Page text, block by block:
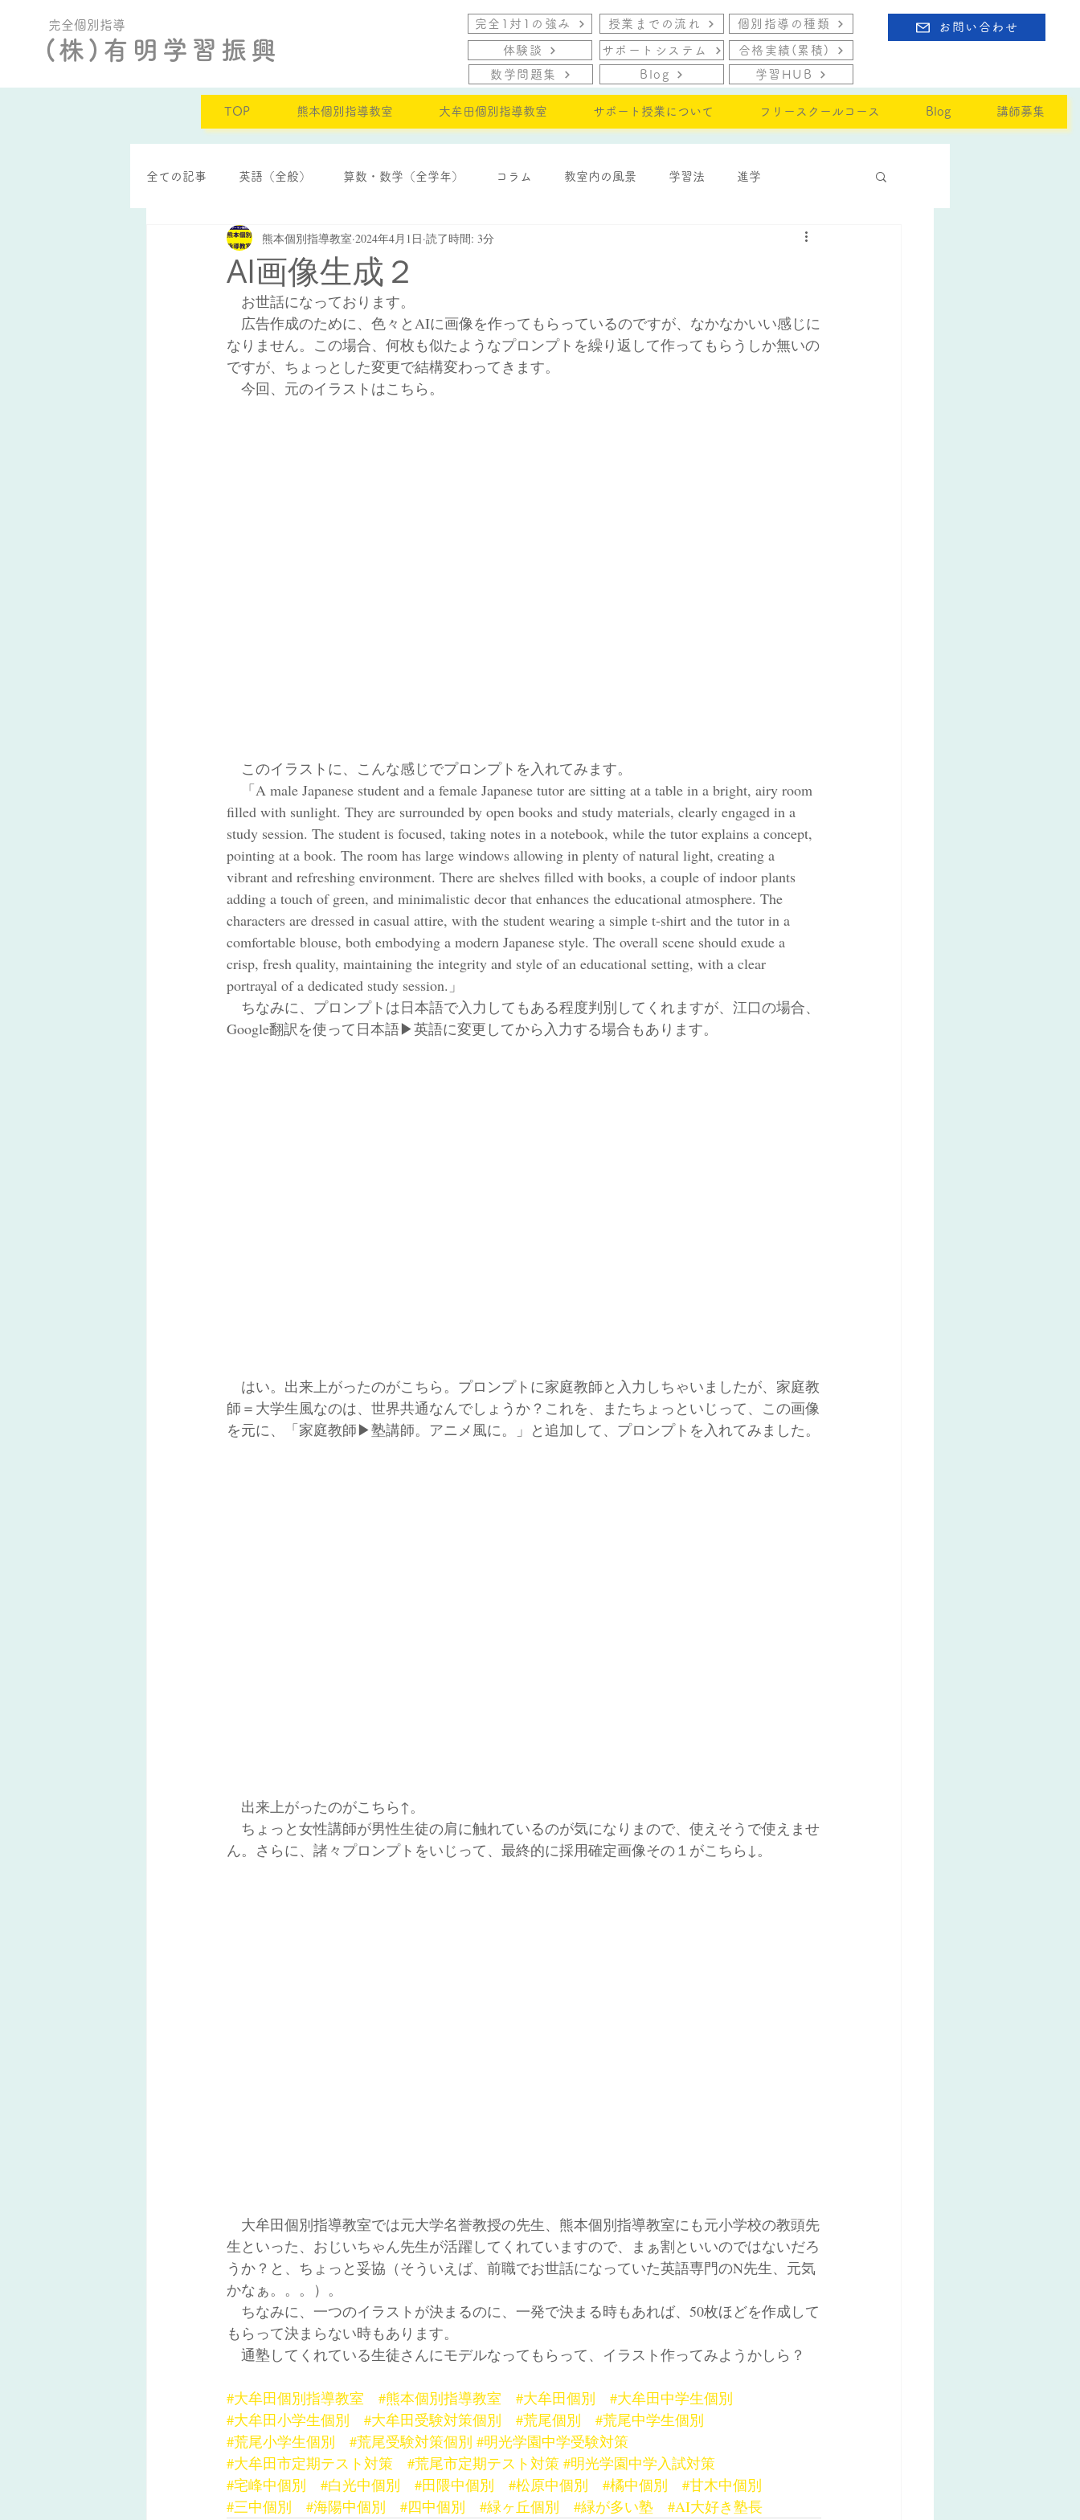
完全個別指導
(株)有明学習振興
完全1対1の強み 授業までの流れ 個別指導の種類
体験談
数学問題集
サポートシステム
合格実績(累積)
Blog
学習HUB
お問い合わせ
TOP 熊本個別指導教室 大牟田個別指導教室 サポート授業について フリースクールコース Blog 講師募集
全ての記事 英語（全般） 算数・数学（全学年） コラム 教室内の風景 学習法 進学
定期テスト結果 自己肯定感・モチベーション
AI画像生成２
熊本個別指導教室 2024年4月1日 読了時間: 3分
お世話になっております。
広告作成のために、色々とAIに画像を作ってもらっているのですが、なかなかいい感じに
なりません。この場合、何枚も似たようなプロンプトを繰り返して作ってもらうしか無いの
ですが、ちょっとした変更で結構変わってきます。
今回、元のイラストはこちら。
このイラストに、こんな感じでプロンプトを入れてみます。
「A male Japanese student and a female Japanese tutor are sitting at a table in a bright, airy room
filled with sunlight. They are surrounded by open books and study materials, clearly engaged in a
study session. The student is focused, taking notes in a notebook, while the tutor explains a concept,
pointing at a book. The room has large windows allowing in plenty of natural light, creating a
vibrant and refreshing environment. There are shelves filled with books, a couple of indoor plants
adding a touch of green, and minimalistic decor that enhances the educational atmosphere. The
characters are dressed in casual attire, with the student wearing a simple t-shirt and the tutor in a
comfortable blouse, both embodying a modern Japanese style. The overall scene should exude a
crisp, fresh quality, maintaining the integrity and style of an educational setting, with a clear
portrayal of a dedicated study session.」
ちなみに、プロンプトは日本語で入力してもある程度判別してくれますが、江口の場合、
Google翻訳を使って日本語▶︎英語に変更してから入力する場合もあります。
はい。出来上がったのがこちら。プロンプトに家庭教師と入力しちゃいましたが、家庭教
師＝大学生風なのは、世界共通なんでしょうか？これを、またちょっといじって、この画像
を元に、「家庭教師▶︎塾講師。アニメ風に。」と追加して、プロンプトを入れてみました。
出来上がったのがこちら↑。
ちょっと女性講師が男性生徒の肩に触れているのが気になりまので、使えそうで使えませ
ん。さらに、諸々プロンプトをいじって、最終的に採用確定画像その１がこちら↓。
大牟田個別指導教室では元大学名誉教授の先生、熊本個別指導教室にも元小学校の教頭先
生といった、おじいちゃん先生が活躍してくれていますので、まぁ割といいのではないだろ
うか？と、ちょっと妥協（そういえば、前職でお世話になっていた英語専門のN先生、元気
かなぁ。。。）。
ちなみに、一つのイラストが決まるのに、一発で決まる時もあれば、50枚ほどを作成して
もらって決まらない時もあります。
通塾してくれている生徒さんにモデルなってもらって、イラスト作ってみようかしら？
#大牟田個別指導教室 #熊本個別指導教室 #大牟田個別
#大牟田中学生個別
#大牟田小学生個別
#大牟田受験対策個別 #荒尾個別
#荒尾中学生個別
#荒尾小学生個別
#荒尾受験対策個別 #明光学園中学受験対策
#大牟田市定期テスト対策
#荒尾市定期テスト対策 #明光学園中学入試対策
#宅峰中個別
#白光中個別 #田隈中個別 #松原中個別 #橘中個別
#甘木中個別
#三中個別
#海陽中個別 #四中個別 #緑ヶ丘個別 #緑が多い塾 #AI大好き塾長